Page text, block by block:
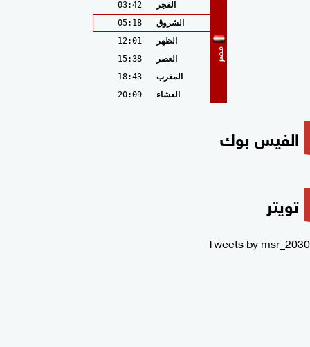
مصر
الفجر
03:42
الشروق
05:18
الظهر
12:01
العصر
15:38
المغرب
18:43
العشاء
20:09
الفيس بوك
تويتر
Tweets by msr_2030